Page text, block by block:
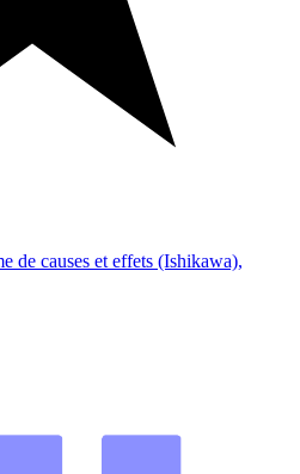
de causes et effets (Ishikawa),